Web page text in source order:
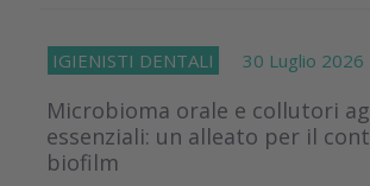
IGIENISTI DENTALI 30 Luglio 2026
Microbioma orale e collutori
essenziali: un alleato per il
biofilm